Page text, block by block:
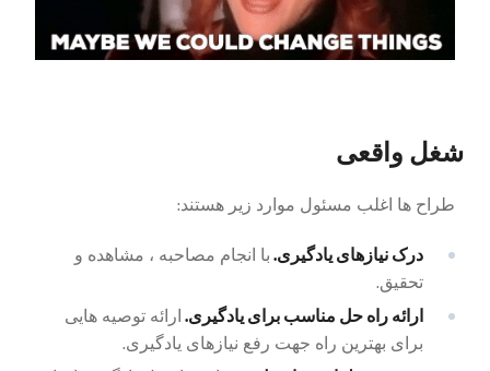
شغل واقعی
طراح ها اغلب مسئول موارد زیر هستند:
درک نیازهای یادگیری. با انجام مصاحبه ، مشاهده و
تحقیق.
ارائه راه حل مناسب برای یادگیری. ارائه توصیه هایی
برای بهترین راه جهت رفع نیازهای یادگیری.